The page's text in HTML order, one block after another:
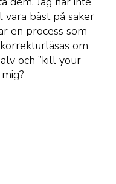
bäst på saker
en process som
om
och ”kill your